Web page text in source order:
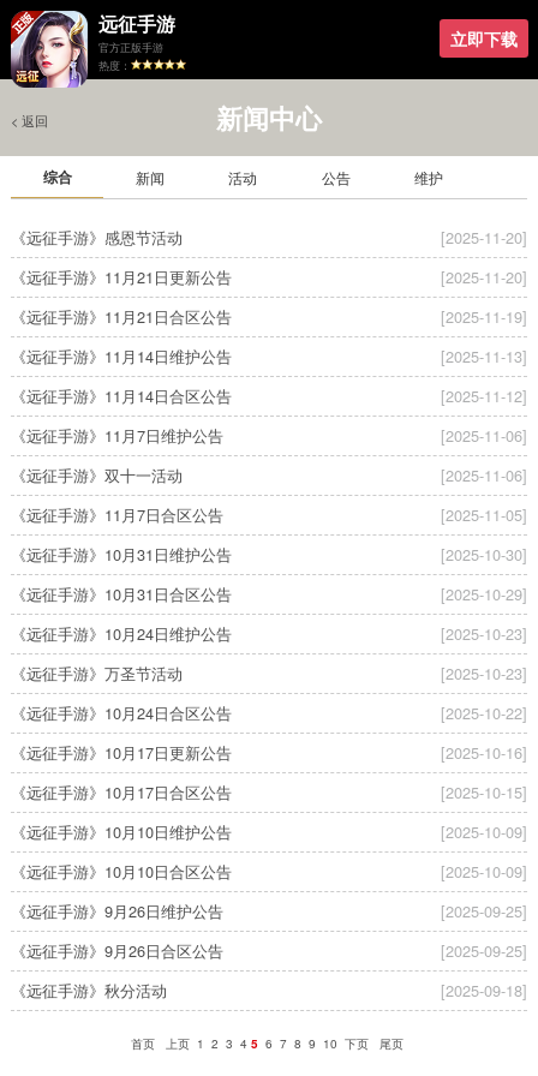
远征手游
官方正版手游
热度：
立即下载
新闻中心
< 返回
综合 新闻 活动 公告 维护
[2025-11-20]
《远征手游》感恩节活动
[2025-11-20]
《远征手游》11月21日更新公告
[2025-11-19]
《远征手游》11月21日合区公告
[2025-11-13]
《远征手游》11月14日维护公告
[2025-11-12]
《远征手游》11月14日合区公告
[2025-11-06]
《远征手游》11月7日维护公告
[2025-11-06]
《远征手游》双十一活动
[2025-11-05]
《远征手游》11月7日合区公告
[2025-10-30]
《远征手游》10月31日维护公告
[2025-10-29]
《远征手游》10月31日合区公告
[2025-10-23]
《远征手游》10月24日维护公告
[2025-10-23]
《远征手游》万圣节活动
[2025-10-22]
《远征手游》10月24日合区公告
[2025-10-16]
《远征手游》10月17日更新公告
[2025-10-15]
《远征手游》10月17日合区公告
[2025-10-09]
《远征手游》10月10日维护公告
[2025-10-09]
《远征手游》10月10日合区公告
[2025-09-25]
《远征手游》9月26日维护公告
[2025-09-25]
《远征手游》9月26日合区公告
[2025-09-18]
《远征手游》秋分活动
首页 上页 1 2 3 4 5 6 7 8 9 10 下页 尾页